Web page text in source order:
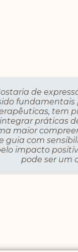
de
fundamentais
tem
integrar práticas
maior
guia com
impacto
pode ser um